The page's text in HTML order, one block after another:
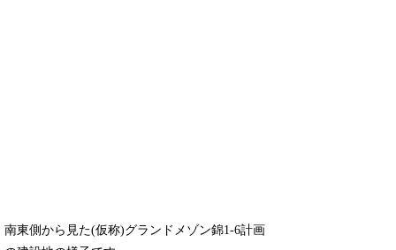
南東側から見た(仮称)グランドメゾン錦1-6計画